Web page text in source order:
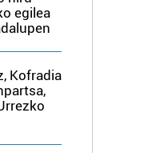
egilea
Kofradia